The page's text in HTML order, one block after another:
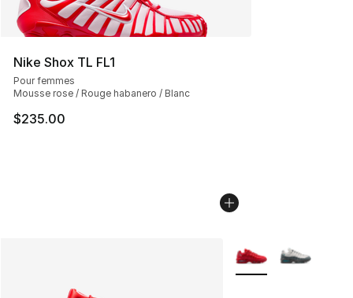
Nike Shox TL FL1
Pour femmes
Mousse rose / Rouge habanero / Blanc
$235.00
Plus de couleurs